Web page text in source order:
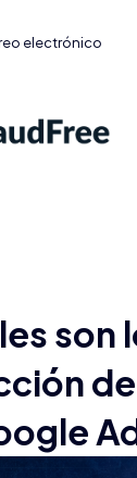
electrónico
son